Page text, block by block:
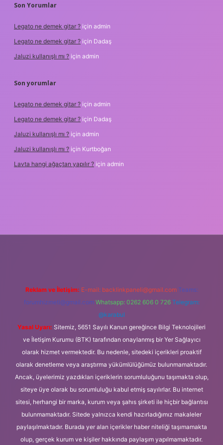
Son Yorumlar
Legato ne demek gitar ? için admin
Legato ne demek gitar ? için Dadaş
Jaluzi kullanışlı mı ? için admin
Son yorumlar
Legato ne demek gitar ? için admin
Legato ne demek gitar ? için Dadaş
Jaluzi kullanışlı mı ? için admin
Jaluzi kullanışlı mı ? için Kurtboğan
Lavta hangi ağaçtan yapılır ? için admin
Reklam ve İletişim: E-mail: backlinkpaneli@gmail.com Teams:
forumhizmeti@gmail.com Whatsapp: 0262 606 0 726 Telegram:
@karabul
Yasal Uyarı: Sitemiz, 5651 Sayılı Kanun gereğince Bilgi Teknolojileri
ve İletişim Kurumu (BTK) tarafından onaylanmış bir Yer Sağlayıcı
olarak hizmet vermektedir. Bu nedenle, sitedeki içerikleri proaktif
olarak denetleme veya araştırma yükümlülüğümüz bulunmamaktadır.
Ancak, üyelerimiz yazdıkları içeriklerin sorumluluğunu taşımakta olup,
siteye üye olarak bu sorumluluğu kabul etmiş sayılırlar. Bu internet
sitesi, herhangi bir marka, kurum veya şahıs şirketi ile hiçbir bağlantısı
bulunmamaktadır. Sitede yalnızca kendi hazırladığımız makaleler
paylaşılmaktadır. Burada yer alan içerikler haber niteliği taşımamakta
olup, gerçek kurum ve kişiler hakkında paylaşım yapılmamaktadır.